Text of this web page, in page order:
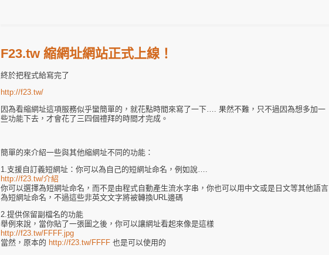
F23.tw 縮網址網站正式上線！
終於把程式給寫完了
http://f23.tw/
因為看縮網址這項服務似乎蠻簡單的，就花點時間來寫了一下…. 果然不難，只不過因為想多加一
些功能下去，才會花了三四個禮拜的時間才完成。
簡單的來介紹一些與其他縮網址不同的功能：
1.支援自訂義短網址：你可以為自己的短網址命名，例如說….
http://f23.tw/介紹
你可以選擇為短網址命名，而不是由程式自動產生流水字串，你也可以用中文或是日文等其他語言
為短網址命名，不過這些非英文文字將被轉換URL邊碼
2.提供保留副檔名的功能
舉例來說，當你貼了一張圖之後，你可以讓網址看起來像是這樣
http://f23.tw/FFFF.jpg
當然，原本的 http://f23.tw/FFFF 也是可以使用的